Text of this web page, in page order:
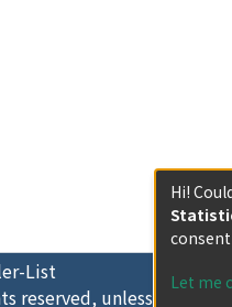
List
unless
Hi!
Let me